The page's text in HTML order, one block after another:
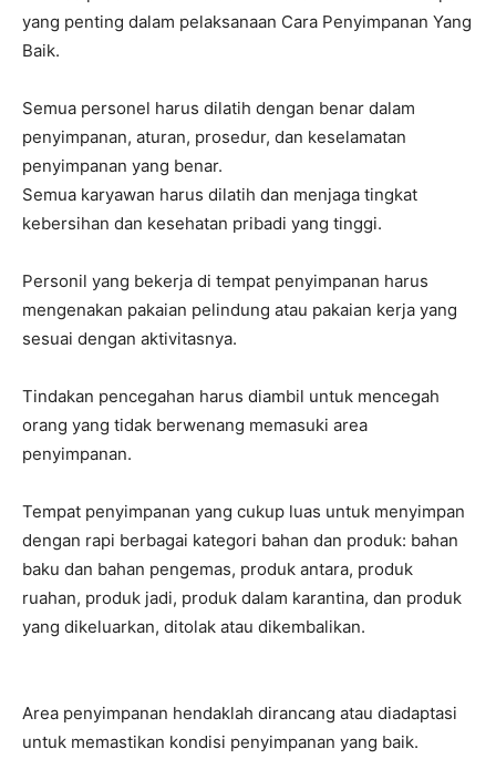
yang penting dalam pelaksanaan Cara Penyimpanan Yang
Baik.
Semua personel harus dilatih dengan benar dalam
penyimpanan, aturan, prosedur, dan keselamatan
penyimpanan yang benar.
Semua karyawan harus dilatih dan menjaga tingkat
kebersihan dan kesehatan pribadi yang tinggi.
Personil yang bekerja di tempat penyimpanan harus
mengenakan pakaian pelindung atau pakaian kerja yang
sesuai dengan aktivitasnya.
Tindakan pencegahan harus diambil untuk mencegah
orang yang tidak berwenang memasuki area
penyimpanan.
Tempat penyimpanan yang cukup luas untuk menyimpan
dengan rapi berbagai kategori bahan dan produk: bahan
baku dan bahan pengemas, produk antara, produk
ruahan, produk jadi, produk dalam karantina, dan produk
yang dikeluarkan, ditolak atau dikembalikan.
Area penyimpanan hendaklah dirancang atau diadaptasi
untuk memastikan kondisi penyimpanan yang baik.